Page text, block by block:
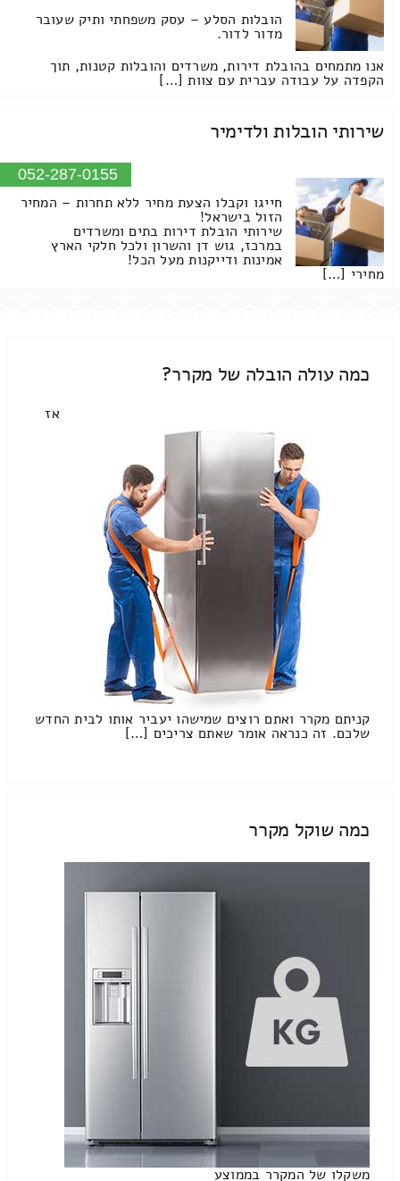
הובלות הסלע – עסק משפחתי ותיק שעובר
מדור לדור.
אנו מתמחים בהובלת דירות, משרדים והובלות קטנות, תוך
הקפדה על עבודה עברית עם צוות […]
שירותי הובלות ולדימיר
052-287-0155
חייגו וקבלו הצעת מחיר ללא תחרות – המחיר
הזול בישראל!
שירותי הובלת דירות בתים ומשרדים
במרכז, גוש דן והשרון ולכל חלקי הארץ
אמינות ודייקנות מעל הכל!
מחירי […]
כמה עולה הובלה של מקרר?
אז
קניתם מקרר ואתם רוצים שמישהו יעביר אותו לבית החדש
שלכם. זה כנראה אומר שאתם צריכים […]
כמה שוקל מקרר
משקלו של המקרר בממוצע